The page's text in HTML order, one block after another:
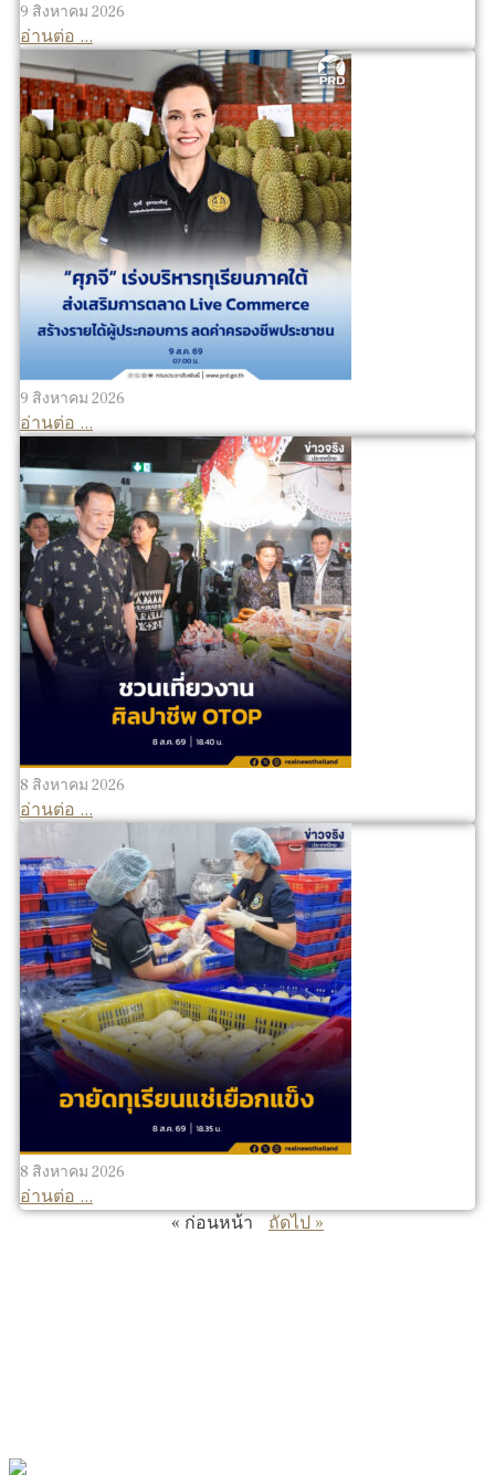
9 สิงหาคม 2026
อ่านต่อ ...
9 สิงหาคม 2026
อ่านต่อ ...
8 สิงหาคม 2026
อ่านต่อ ...
8 สิงหาคม 2026
อ่านต่อ ...
« ก่อนหน้า
ถัดไป »